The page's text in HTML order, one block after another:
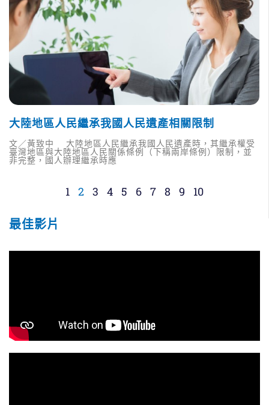
大陸地區人民繼承我國人民遺產相關限制
文／黃致中 大陸地區人民繼承我國人民遺產時，其繼承權受
臺灣地區與大陸地區人民關係條例（下稱兩岸條例）限制，並
非完整，國人辦理繼承時應
1 2 3 4 5 6 7 8 9 10
最佳影片